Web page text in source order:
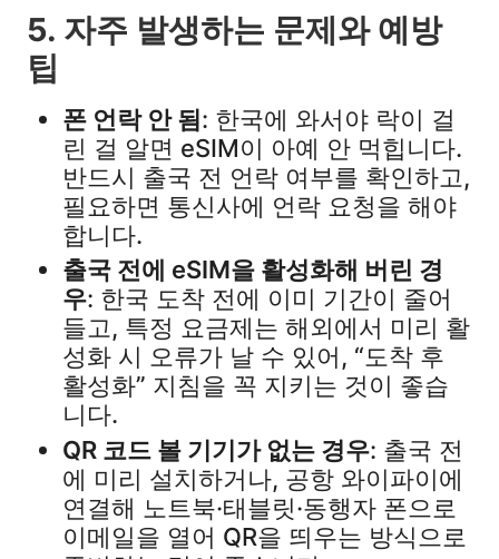
5. 자주 발생하는 문제와 예방
팁
폰 언락 안 됨: 한국에 와서야 락이 걸
린 걸 알면 eSIM이 아예 안 먹힙니다.
반드시 출국 전 언락 여부를 확인하고,
필요하면 통신사에 언락 요청을 해야
합니다.​
출국 전에 eSIM을 활성화해 버린 경
우: 한국 도착 전에 이미 기간이 줄어
들고, 특정 요금제는 해외에서 미리 활
성화 시 오류가 날 수 있어, “도착 후
활성화” 지침을 꼭 지키는 것이 좋습
니다.​
QR 코드 볼 기기가 없는 경우: 출국 전
에 미리 설치하거나, 공항 와이파이에
연결해 노트북·태블릿·동행자 폰으로
이메일을 열어 QR을 띄우는 방식으로